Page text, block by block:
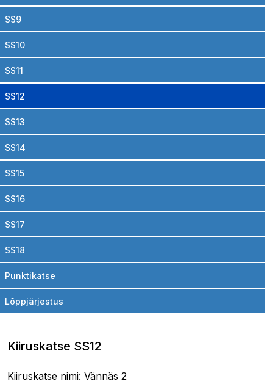
SS9
SS10
SS11
SS12
SS13
SS14
SS15
SS16
SS17
SS18
Punktikatse
Lõppjärjestus
Kiiruskatse SS12
Kiiruskatse nimi: Vännäs 2